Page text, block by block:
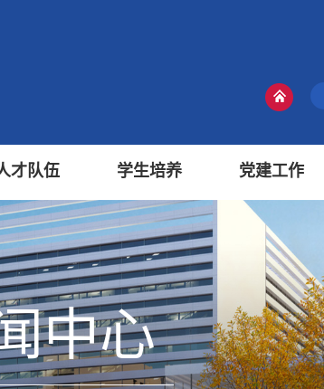
才队伍 学生培养 党建工作
中心